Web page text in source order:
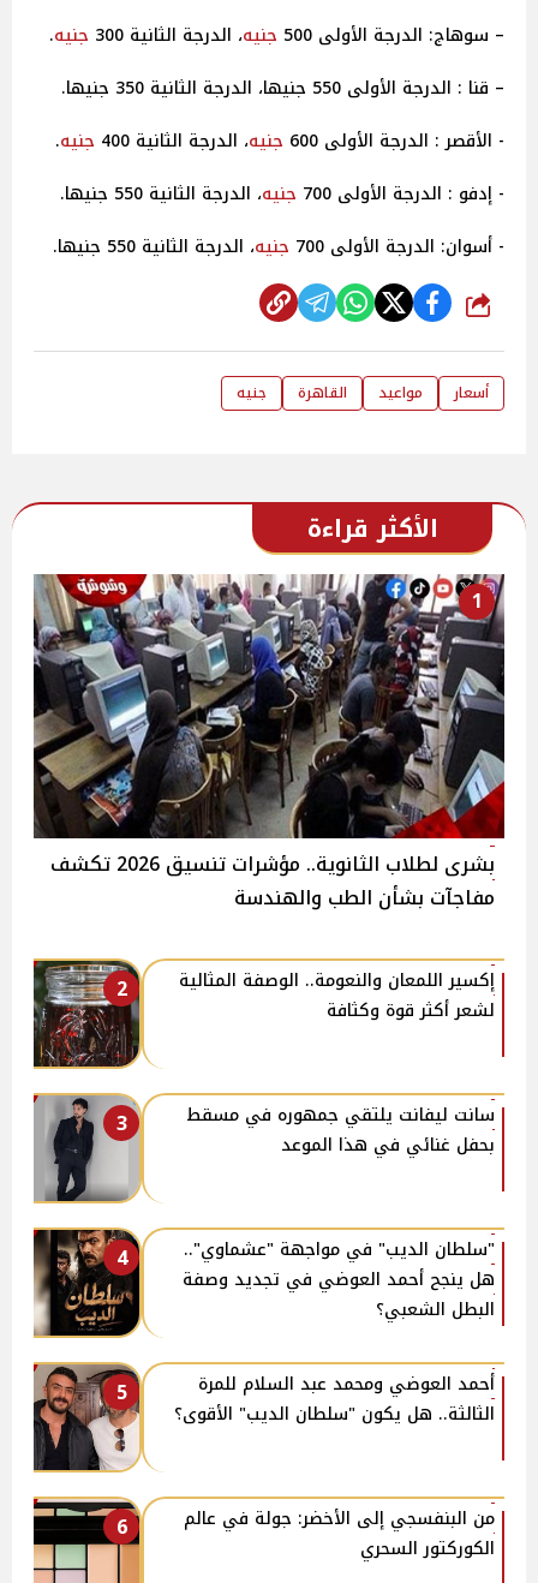
– سوهاج: الدرجة الأولى 500
جنيه، الدرجة الثانية 300 جنيه.
– قنا : الدرجة الأولى 550 جنيها، الدرجة الثانية 350 جنيها.
- الأقصر : الدرجة الأولى 600
جنيه، الدرجة الثانية 400 جنيه.
- إدفو : الدرجة الأولى 700
جنيه، الدرجة الثانية 550 جنيها.
- أسوان: الدرجة الأولى 700
جنيه، الدرجة الثانية 550 جنيها.
شارك
أسعار مواعيد القاهرة جنيه
الأكثر قراءة
1
بشرى لطلاب الثانوية.. مؤشرات تنسيق 2026 تكشف
مفاجآت بشأن الطب والهندسة
2
إكسير اللمعان والنعومة.. الوصفة المثالية
لشعر أكثر قوة وكثافة
3
سانت ليفانت يلتقي جمهوره في مسقط
بحفل غنائي في هذا الموعد
4
"سلطان الديب" في مواجهة "عشماوي"..
هل ينجح أحمد العوضي في تجديد وصفة
البطل الشعبي؟
5
أحمد العوضي ومحمد عبد السلام للمرة
الثالثة.. هل يكون "سلطان الديب" الأقوى؟
6
من البنفسجي إلى الأخضر: جولة في عالم
الكوركتور السحري